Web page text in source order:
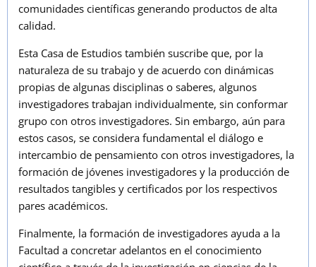
comunidades científicas generando productos de alta
calidad.
Esta Casa de Estudios también suscribe que, por la
naturaleza de su trabajo y de acuerdo con dinámicas
propias de algunas disciplinas o saberes, algunos
investigadores trabajan individualmente, sin conformar
grupo con otros investigadores. Sin embargo, aún para
estos casos, se considera fundamental el diálogo e
intercambio de pensamiento con otros investigadores, la
formación de jóvenes investigadores y la producción de
resultados tangibles y certificados por los respectivos
pares académicos.
Finalmente, la formación de investigadores ayuda a la
Facultad a concretar adelantos en el conocimiento